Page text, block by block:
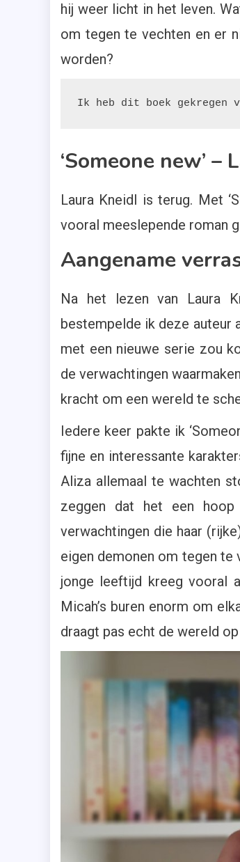
hij weer licht in het leven.
om tegen te vechten en er
worden?
Ik heb dit boek
‘Someone new’ –
Laura Kneidl is terug. Met
vooral meeslepende roman
Aangename
Na het lezen van Laura
bestempelde ik deze auteur
met een nieuwe serie zou
de verwachtingen
kracht om een wereld te
Iedere keer pakte ik
fijne en interessante
Aliza allemaal te wachten
zeggen dat het een
verwachtingen die haar
eigen demonen om tegen te
jonge leeftijd kreeg vooral
Micah’s buren enorm om
draagt pas echt de wereld